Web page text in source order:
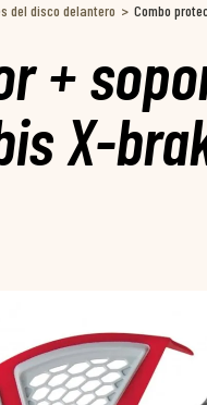
del disco delantero Combo
+
X-